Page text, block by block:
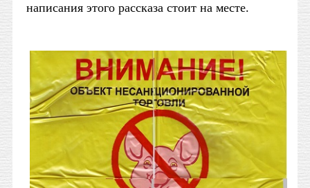
написания этого рассказа стоит на месте.